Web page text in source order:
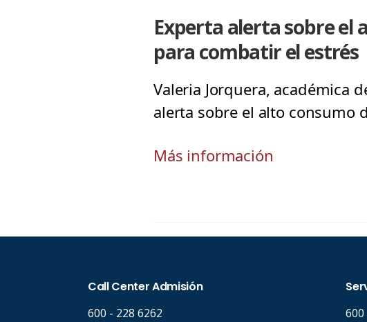
Experta alerta sobre el
para combatir el estrés
Valeria Jorquera, académica
alerta sobre el alto consumo
Más información